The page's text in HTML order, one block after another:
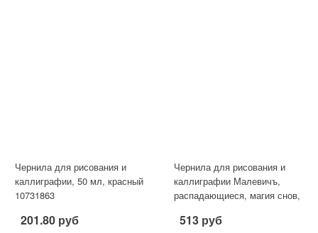
Чернила для рисования и
каллиграфии, 50 мл, красный
10731863
201.80 руб
Чернила для рисования и
каллиграфии Малевичъ,
распадающиеся, магия снов,
513 руб